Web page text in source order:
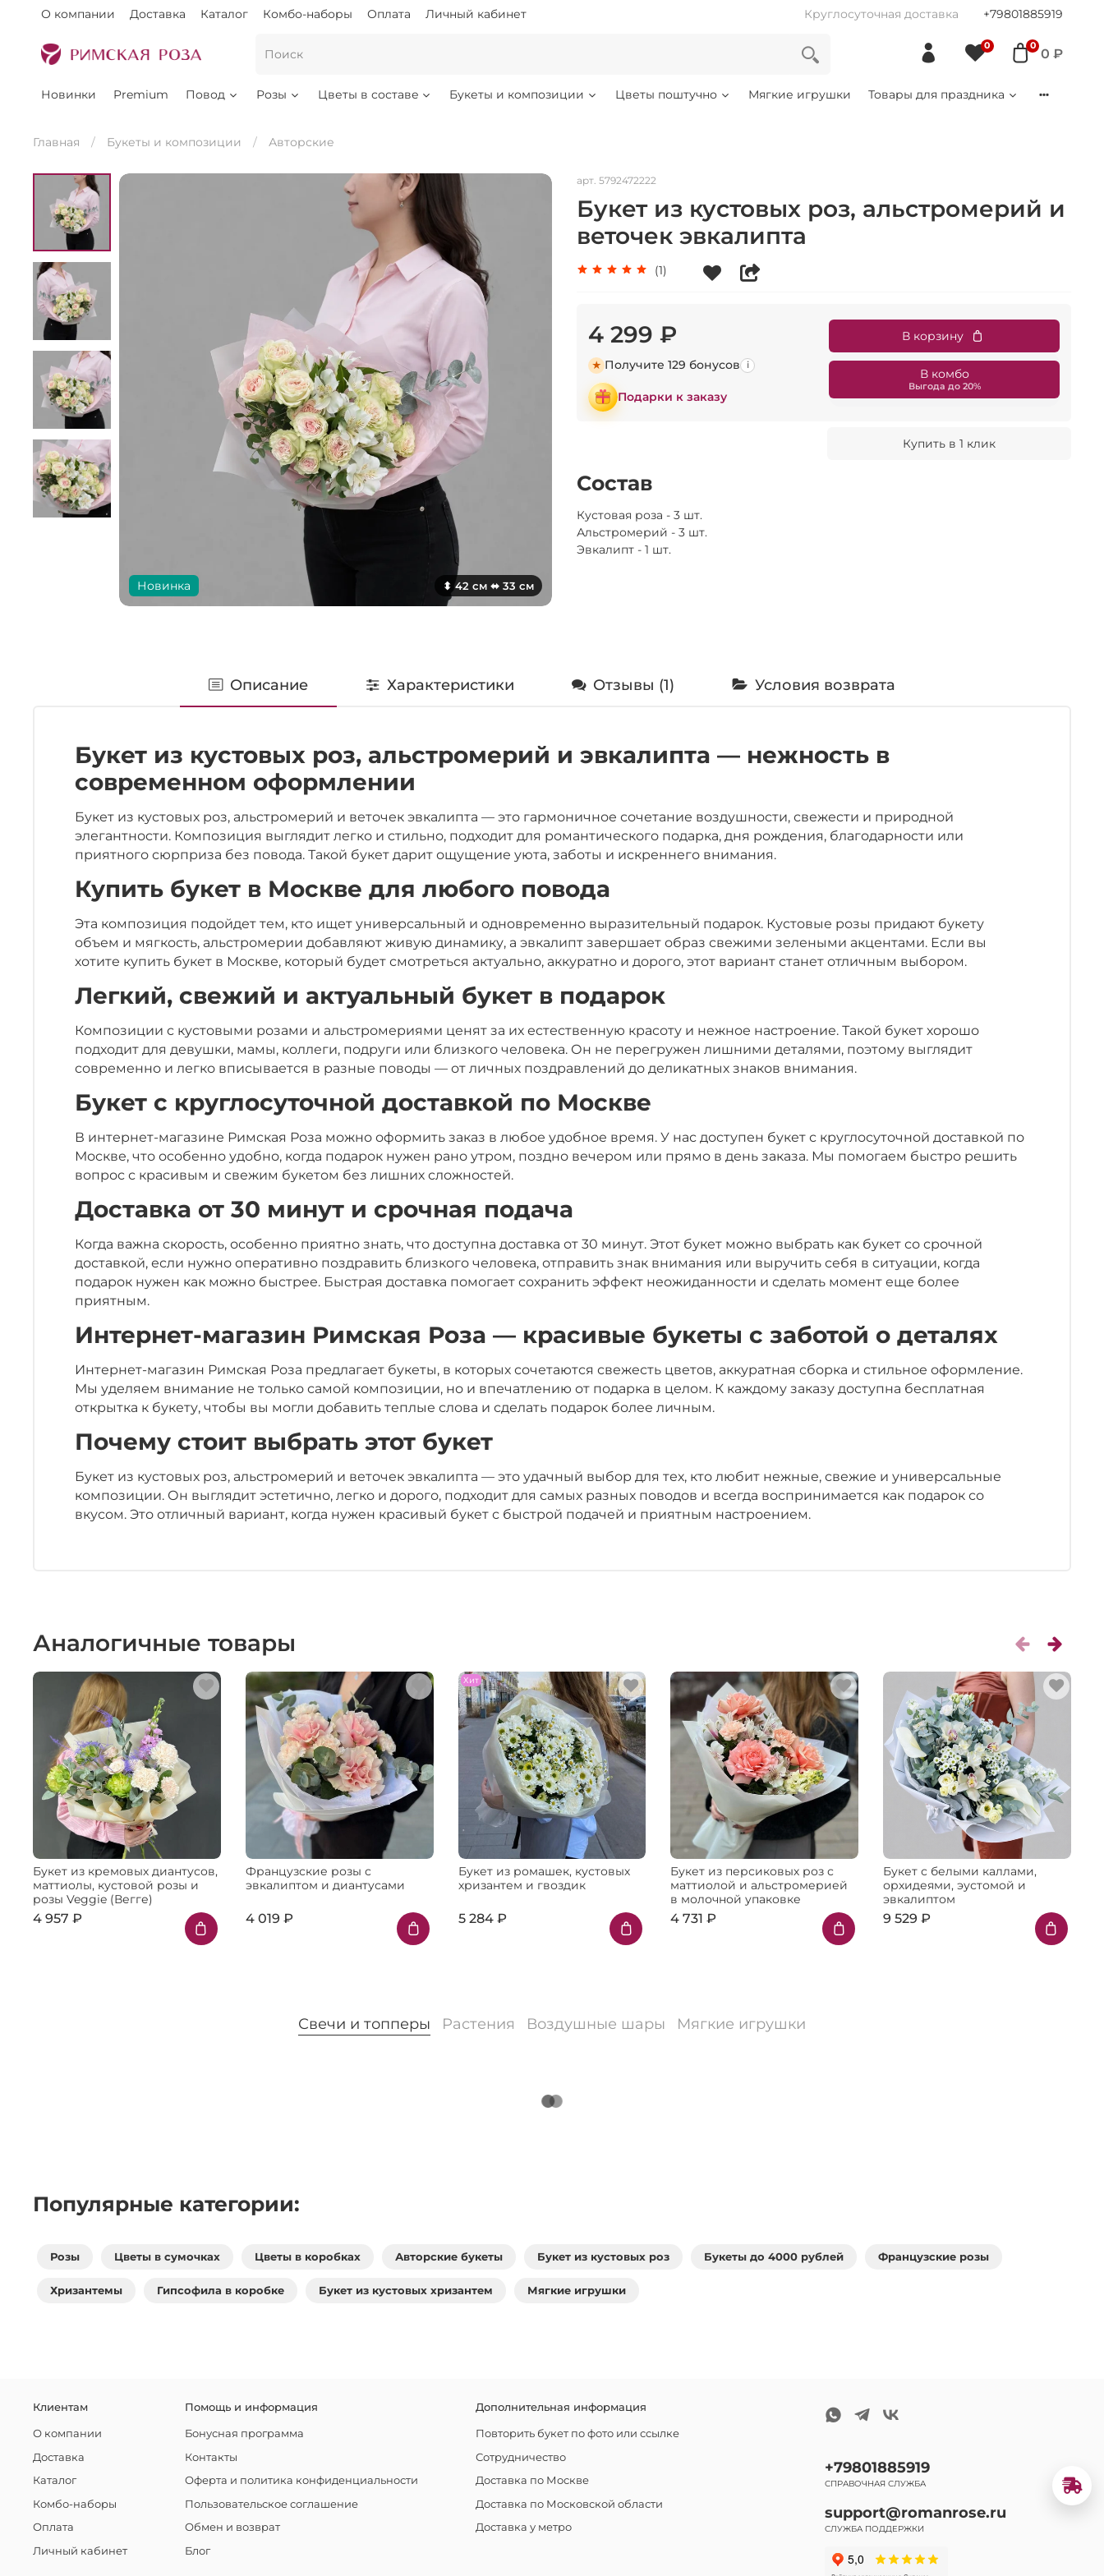
О компании Доставка Каталог Комбо-наборы Оплата Личный кабинет Круглосуточная доставка +79801885919
0 0 0 ₽
Новинки Premium Повод Розы Цветы в составе Букеты и композиции Цветы поштучно Мягкие игрушки Товары для праздника
Главная Букеты и композиции Авторские
Новинка ⬍ 42 см ⬌ 33 см
арт. 5792472222
Букет из кустовых роз, альстромерий и
веточек эвкалипта
(1)
4 299 ₽
Получите 129 бонусов i
Подарки к заказу
В корзину
В комбо
Купить в 1 клик
Состав
Кустовая роза - 3 шт.
Альстромерий - 3 шт.
Эвкалипт - 1 шт.
Описание Характеристики Отзывы (1) Условия возврата
Букет из кустовых роз, альстромерий и эвкалипта — нежность в
современном оформлении
Букет из кустовых роз, альстромерий и веточек эвкалипта — это гармоничное сочетание воздушности, свежести и природной
элегантности. Композиция выглядит легко и стильно, подходит для романтического подарка, дня рождения, благодарности или
приятного сюрприза без повода. Такой букет дарит ощущение уюта, заботы и искреннего внимания.
Купить букет в Москве для любого повода
Эта композиция подойдет тем, кто ищет универсальный и одновременно выразительный подарок. Кустовые розы придают букету
объем и мягкость, альстромерии добавляют живую динамику, а эвкалипт завершает образ свежими зелеными акцентами. Если вы
хотите купить букет в Москве, который будет смотреться актуально, аккуратно и дорого, этот вариант станет отличным выбором.
Легкий, свежий и актуальный букет в подарок
Композиции с кустовыми розами и альстромериями ценят за их естественную красоту и нежное настроение. Такой букет хорошо
подходит для девушки, мамы, коллеги, подруги или близкого человека. Он не перегружен лишними деталями, поэтому выглядит
современно и легко вписывается в разные поводы — от личных поздравлений до деликатных знаков внимания.
Букет с круглосуточной доставкой по Москве
В интернет-магазине Римская Роза можно оформить заказ в любое удобное время. У нас доступен букет с круглосуточной доставкой по
Москве, что особенно удобно, когда подарок нужен рано утром, поздно вечером или прямо в день заказа. Мы помогаем быстро решить
вопрос с красивым и свежим букетом без лишних сложностей.
Доставка от 30 минут и срочная подача
Когда важна скорость, особенно приятно знать, что доступна доставка от 30 минут. Этот букет можно выбрать как букет со срочной
доставкой, если нужно оперативно поздравить близкого человека, отправить знак внимания или выручить себя в ситуации, когда
подарок нужен как можно быстрее. Быстрая доставка помогает сохранить эффект неожиданности и сделать момент еще более
приятным.
Интернет-магазин Римская Роза — красивые букеты с заботой о деталях
Интернет-магазин Римская Роза предлагает букеты, в которых сочетаются свежесть цветов, аккуратная сборка и стильное оформление.
Мы уделяем внимание не только самой композиции, но и впечатлению от подарка в целом. К каждому заказу доступна бесплатная
открытка к букету, чтобы вы могли добавить теплые слова и сделать подарок более личным.
Почему стоит выбрать этот букет
Букет из кустовых роз, альстромерий и веточек эвкалипта — это удачный выбор для тех, кто любит нежные, свежие и универсальные
композиции. Он выглядит эстетично, легко и дорого, подходит для самых разных поводов и всегда воспринимается как подарок со
вкусом. Это отличный вариант, когда нужен красивый букет с быстрой подачей и приятным настроением.
Аналогичные товары
Букет из кремовых диантусов,
маттиолы, кустовой розы и
розы Veggie (Вегге)
4 957 ₽
Французские розы с
эвкалиптом и диантусами
4 019 ₽
Хит
Букет из ромашек, кустовых
хризантем и гвоздик
5 284 ₽
Букет из персиковых роз с
маттиолой и альстромерией
в молочной упаковке
4 731 ₽
Букет с белыми каллами,
орхидеями, эустомой и
эвкалиптом
9 529 ₽
Свечи и топперы Растения Воздушные шары Мягкие игрушки
Популярные категории:
Розы Цветы в сумочках Цветы в коробках Авторские букеты Букет из кустовых роз Букеты до 4000 рублей Французские розы
Хризантемы Гипсофила в коробке Букет из кустовых хризантем Мягкие игрушки
Клиентам
О компании
Доставка
Каталог
Комбо-наборы
Оплата
Личный кабинет
Помощь и информация
Бонусная программа
Контакты
Оферта и политика конфиденциальности
Пользовательское соглашение
Обмен и возврат
Блог
Дополнительная информация
Повторить букет по фото или ссылке
Сотрудничество
Доставка по Москве
Доставка по Московской области
Доставка у метро
+79801885919
СПРАВОЧНАЯ СЛУЖБА
support@romanrose.ru
СЛУЖБА ПОДДЕРЖКИ